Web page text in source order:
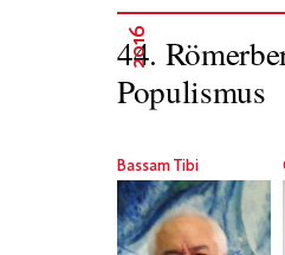
2016
44.
Populismus
Bassam Tibi